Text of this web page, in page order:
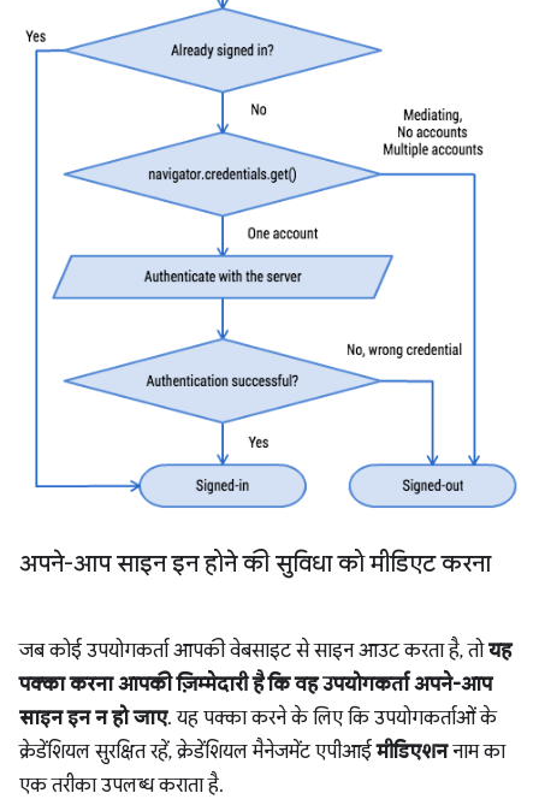
अपने-आप साइन इन होने की सुविधा को मीडिएट करना
जब कोई उपयोगकर्ता आपकी वेबसाइट से साइन आउट करता है, तोयह
पक्का करना आपकी ज़िम्मेदारी है कि वह उपयोगकर्ता अपने-आप
साइन इन न हो जाए. यह पक्का करने के लिए कि उपयोगकर्ताओं के
क्रेडेंशियल सुरक्षित रहें, क्रेडेंशियल मैनेजमेंट एपीआईमीडिएशननाम का
एक तरीका उपलब्ध कराता है.